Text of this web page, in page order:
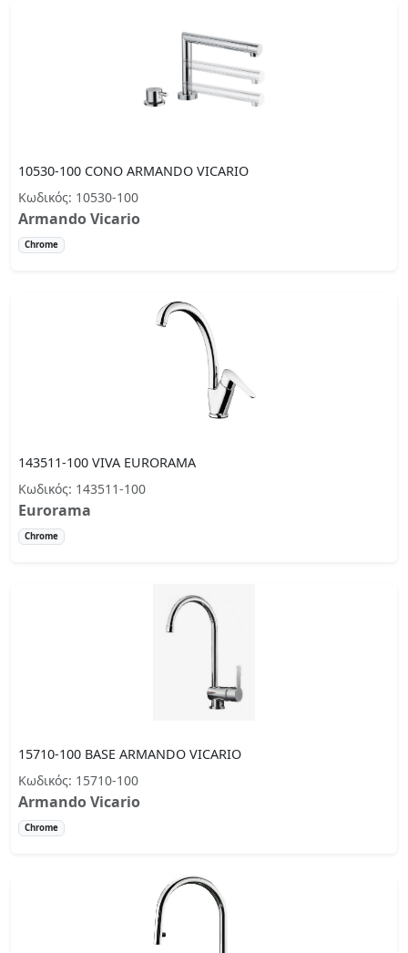
10530-100 CONO ARMANDO VICARIO
Κωδικός: 10530-100
Armando Vicario
Chrome
143511-100 VIVA EURORAMA
Κωδικός: 143511-100
Eurorama
Chrome
15710-100 BASE ARMANDO VICARIO
Κωδικός: 15710-100
Armando Vicario
Chrome